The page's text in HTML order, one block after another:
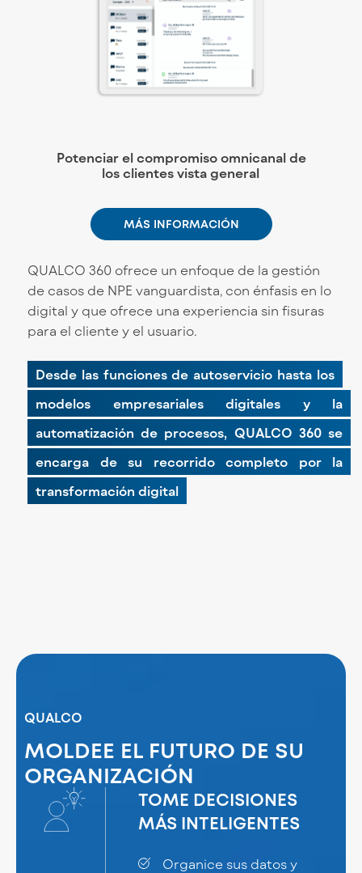
QUALCO 360 ofrece un enfoque de la gestión
de casos de NPE vanguardista, con énfasis en lo
digital y que ofrece una experiencia sin fisuras
para el cliente y el usuario.
Desde las funciones de autoservicio hasta los
modelos empresariales digitales y la
automatización de procesos, QUALCO 360 se
encarga de su recorrido completo por la
transformación digital
Potenciar el compromiso omnicanalde
los clientes vista general
MÁS INFORMACIÓN
QUALCO
MOLDEE EL FUTURO DE SU
ORGANIZACIÓN
TOME DECISIONES
MÁS INTELIGENTES
Organice sus datos y